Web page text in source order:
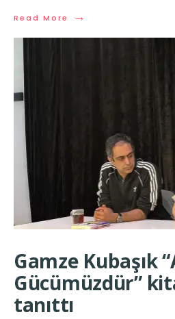
Read More →
Gamze Kubaşık
Gücümüzdür”
tanıttı